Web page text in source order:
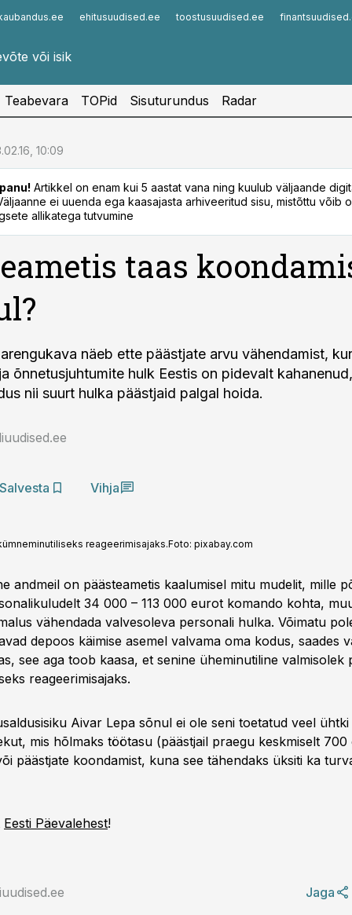
ehitusuudised.ee toostusuudised.ee
Infopank
Teabevara TOPid Sisuturundus Radar
10:09
Artikkel on enam kui 5 aastat vana ning kuulub väljaande
ei uuenda ega kaasajasta arhiveeritud sisu, mistõttu võib
allikatega tutvumine
taas
näeb ette päästjate arvu vähendamist,
õnnetusjuhtumite hulk Eestis on pidevalt
nii suurt hulka päästjaid palgal hoida.
Salvesta Vihja
reageerimisajaks.Foto: pixabay.com
andmeil on päästeametis kaalumisel mitu mudelit, mille
34 000 – 113 000 eurot komando kohta,
vähendada valvesoleva personali hulka. Võimatu
depoos käimise asemel valvama oma kodus, saades
see aga toob kaasa, et senine üheminutiline valmisolek
reageerimisajaks.
Aivar Lepa sõnul ei ole seni toetatud veel ühtki
mis hõlmaks töötasu (päästjail praegu keskmiselt
päästjate koondamist, kuna see tähendaks üksiti ka
Eesti Päevalehest!
Jaga